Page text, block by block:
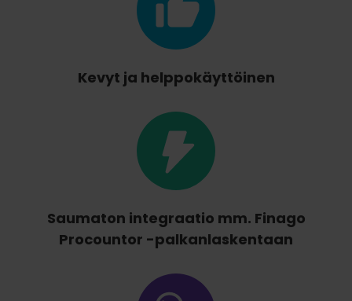
Kevyt ja helppokäyttöinen
Saumaton integraatio mm. Finago
Procountor -palkanlaskentaan